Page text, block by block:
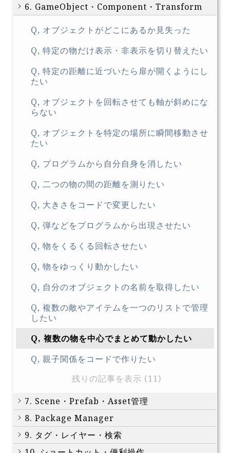
6. GameObject・Component・Transform
Q, オブジェクトがどこにあるか見失った
Q, 特定の物だけ表示・非表示を切り替えたい
Q, 特定の距離に近づいたら扉が開くようにし
たい
Q, オブジェクトを回転させても軸が斜めにな
らない
Q, オブジェクトを特定の場所に瞬間移動させ
たい
Q, プログラムから自分自身を消したい
Q, 二つの物の間の距離を測りたい
Q, 大きさをコードで変更したい
Q, 弾などをプログラムから出現させたい
Q, 物をくるくる回転させたい
Q, 物をゆっくり動かしたい
Q, 自分のオブジェクトの名前を取得したい
Q, 複数の敵やアイテムを一つのリストで管理
したい
Q, 複数の物を中心でまとめて動かしたい
Q, 親子関係をコードで作りたい
残りの記事を表示 (11)
7. Scene・Prefab・Asset管理
8. Package Manager
9. タグ・レイヤー・検索